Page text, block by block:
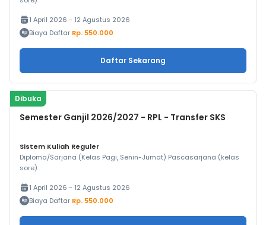
1 April 2026 - 12 Agustus 2026
Biaya Daftar Rp. 550.000
Daftar Sekarang
Dibuka
Semester Ganjil 2026/2027 - RPL - Transfer SKS
Sistem Kuliah Reguler
Diploma/Sarjana (Kelas Pagi, Senin-Jumat) Pascasarjana (kelas
sore)
1 April 2026 - 12 Agustus 2026
Biaya Daftar Rp. 550.000